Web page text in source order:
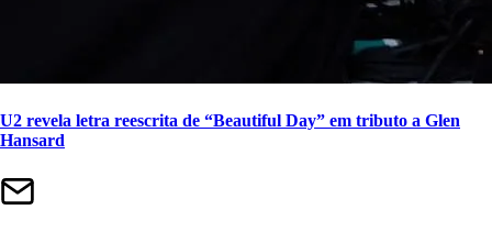
U2 revela letra reescrita de “Beautiful Day” em tributo a Glen
Hansard